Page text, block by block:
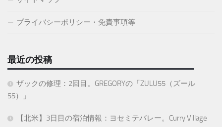
プライバシーポリシー・免責事項等
最近の投稿
ザックの修理：2回目。GREGORYの「ZULU55（ズール
55）」
【北米】3日目の宿泊情報：ヨセミテバレー。Curry Village